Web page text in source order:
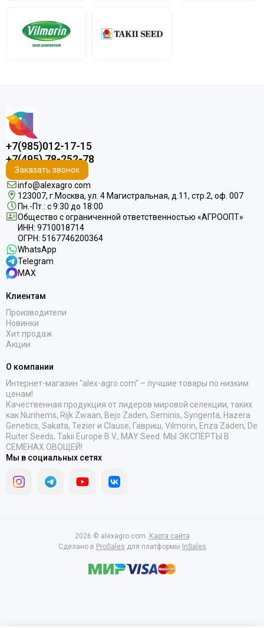
+7(985)012-17-15
+7(495) 78-252-78
Заказать звонок
info@alexagro.com
123007, г.Москва, ул. 4 Магистральная, д.11, стр.2, оф. 007
Пн.-Пт.: с 9:30 до 18:00
Общество с ограниченной ответственностью «АГРООПТ»
ИНН: 9710018714
ОГРН: 5167746200364
WhatsApp
Telegram
MAX
Клиентам
Производители
Новинки
Хит продаж
Акции
О компании
Интернет-магазин "alex-agro.com" – лучшие товары по низким
ценам!
Качественная продукция от лидеров мировой селекции, таких
как Nunhems, Rijk Zwaan, Bejo Zaden, Seminis, Syngenta, Hazera
Genetics, Sakata, Tezier и Clause, Гавриш, Vilmorin, Enza Zaden, De
Ruiter Seeds, Takii Europe B.V., MAY Seed. МЫ ЭКСПЕРТЫ В
СЕМЕНАХ ОВОЩЕЙ!
Мы в социальных сетях
2026 © alexagro.com. Карта сайта
Сделано в ProSales для платформы InSales